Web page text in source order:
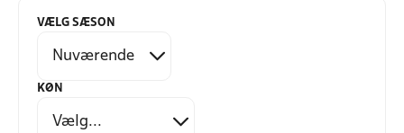
VÆLG SÆSON
KØN